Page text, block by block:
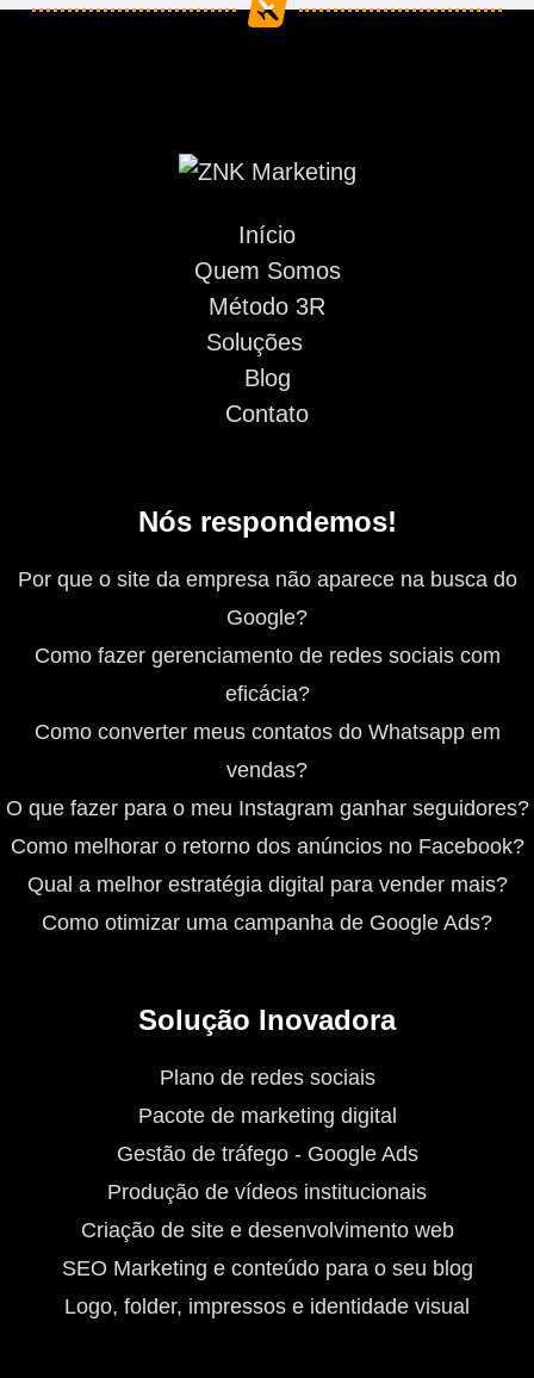
Início
Quem Somos
Método 3R
Soluções
Blog
Contato
Nós respondemos!
Por que o site da empresa não aparece na busca do
Google?
Como fazer gerenciamento de redes sociais com
eficácia?
Como converter meus contatos do Whatsapp em
vendas?
O que fazer para o meu Instagram ganhar seguidores?
Como melhorar o retorno dos anúncios no Facebook?
Qual a melhor estratégia digital para vender mais?
Como otimizar uma campanha de Google Ads?
Solução Inovadora
Plano de redes sociais
Pacote de marketing digital
Gestão de tráfego - Google Ads
Produção de vídeos institucionais
Criação de site e desenvolvimento web
SEO Marketing e conteúdo para o seu blog
Logo, folder, impressos e identidade visual